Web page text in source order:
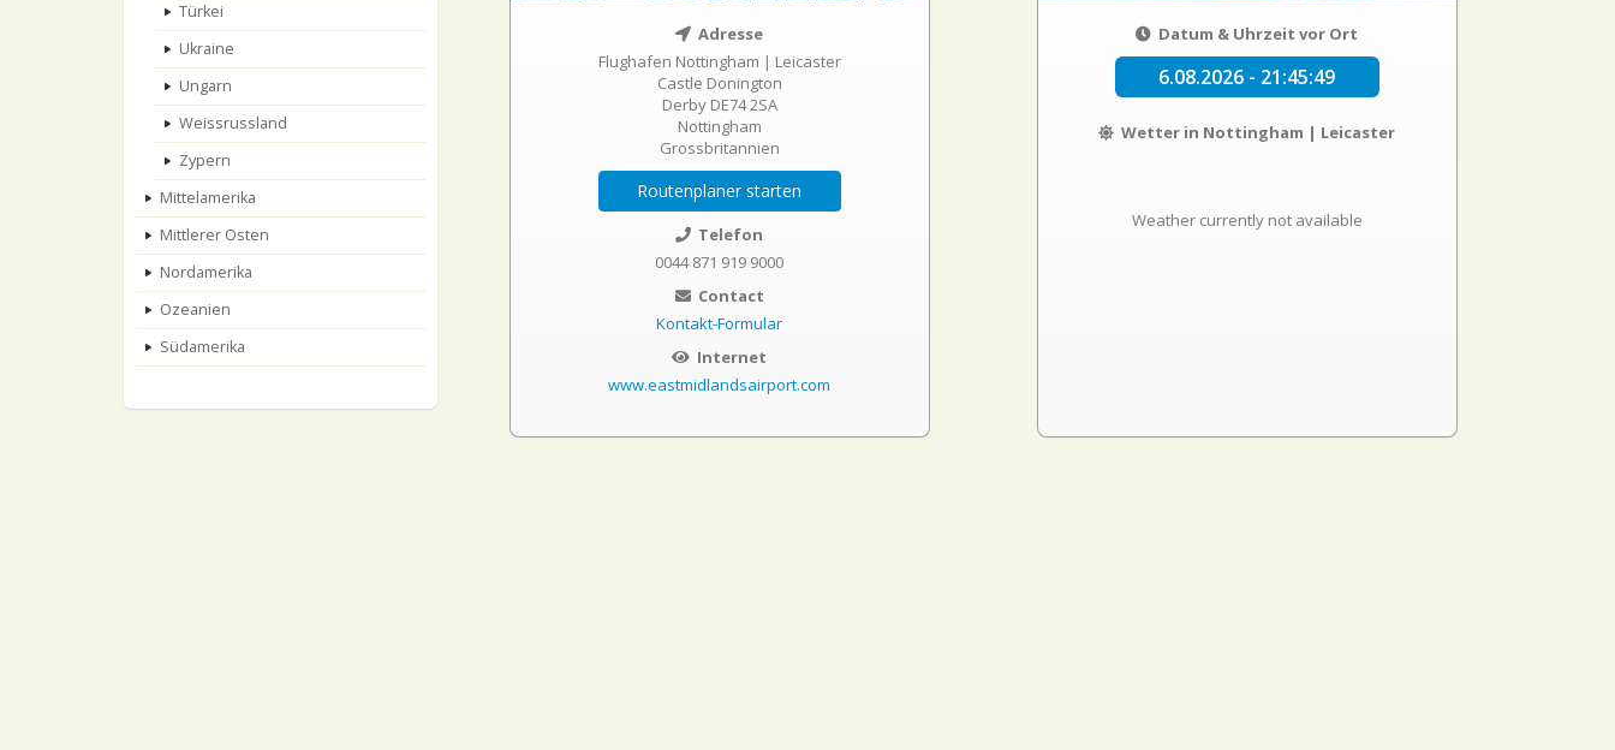
Türkei
Ukraine
Ungarn
Weissrussland
Zypern
Mittelamerika
Mittlerer Osten
Nordamerika
Ozeanien
Südamerika
Adresse
Flughafen Nottingham | Leicaster
Castle Donington
Derby DE74 2SA
Nottingham
Grossbritannien
Routenplaner starten
Telefon
0044 871 919 9000
Contact
Kontakt-Formular
Internet
www.eastmidlandsairport.com
Datum & Uhrzeit vor Ort
6.08.2026 - 21:45:49
Wetter in Nottingham | Leicaster
Weather currently not available